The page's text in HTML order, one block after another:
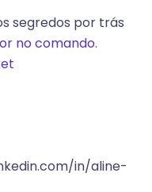
segredos por trás
no comando.
in/aline-